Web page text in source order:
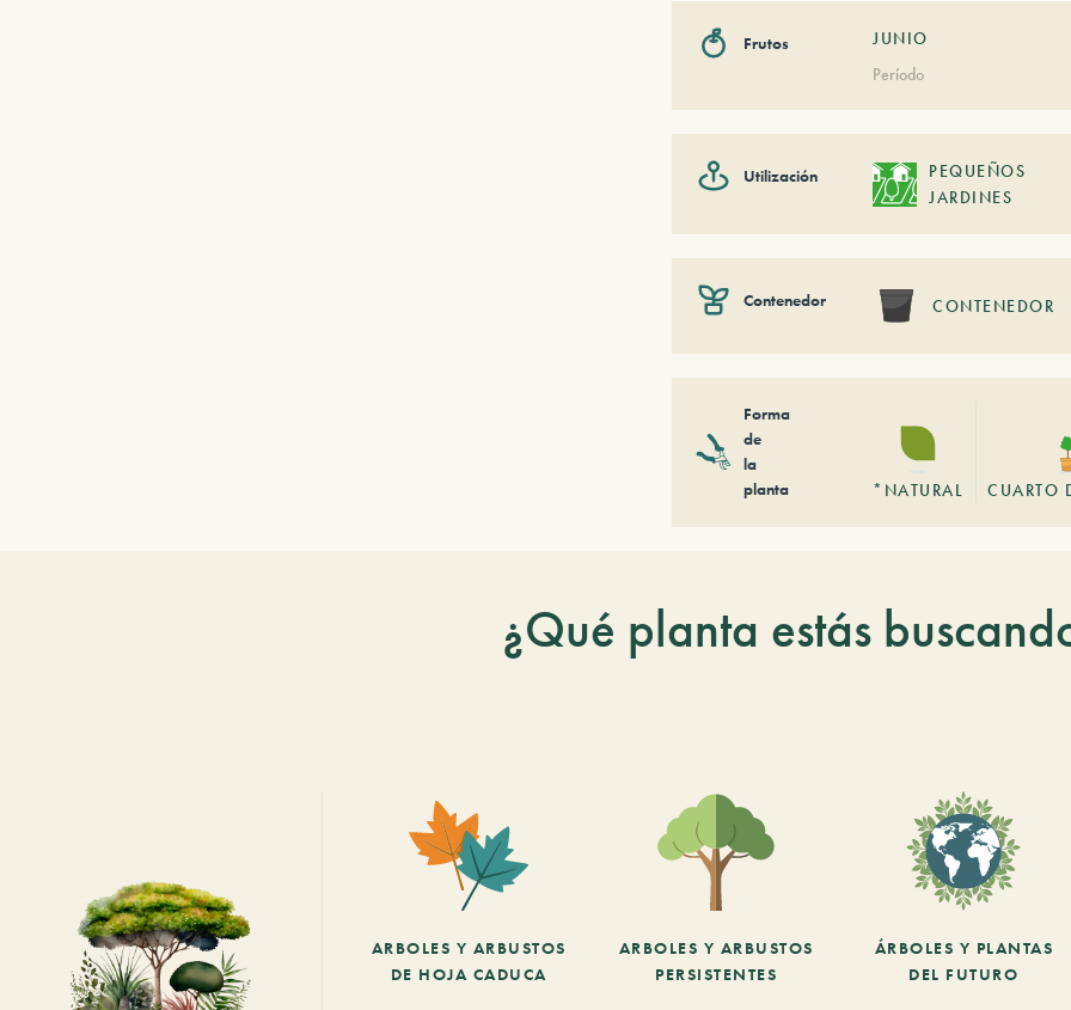
Frutos
JUNIO
Período
Utilización
PEQUEÑOS
JARDINES
Contenedor CONTENEDOR
Forma
de
la
planta
*NATURAL CUARTO
¿Qué planta estás
ARBOLES Y ARBUSTOS
DE HOJA CADUCA
ARBOLES Y ARBUSTOS
PERSISTENTES
ÁRBOLES Y PLANTAS
DEL FUTURO